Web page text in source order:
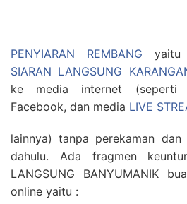
PENYIARAN REMBANG yaitu
SIARAN LANGSUNG
ke media internet (seperti
Facebook, dan media LIVE
lainnya) tanpa perekaman dan
dahulu. Ada fragmen
LANGSUNG BANYUMANIK
online yaitu :